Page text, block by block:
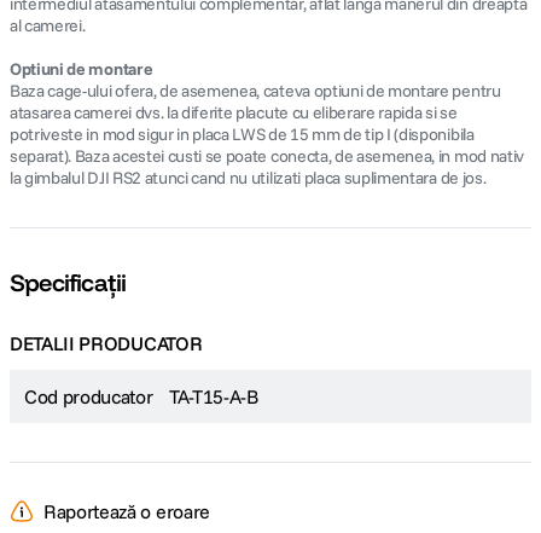
al camerei.
Optiuni de montare
Baza cage-ului ofera, de asemenea, cateva optiuni de montare pentru
atasarea camerei dvs. la diferite placute cu eliberare rapida si se
potriveste in mod sigur in placa LWS de 15 mm de tip I (disponibila
separat). Baza acestei custi se poate conecta, de asemenea, in mod nativ
la gimbalul DJI RS2 atunci cand nu utilizati placa suplimentara de jos.
Specificații
DETALII PRODUCATOR
Cod producator TA-T15-A-B
Raportează o eroare